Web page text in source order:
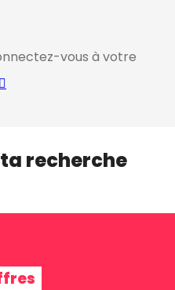
vous à votre
recherche